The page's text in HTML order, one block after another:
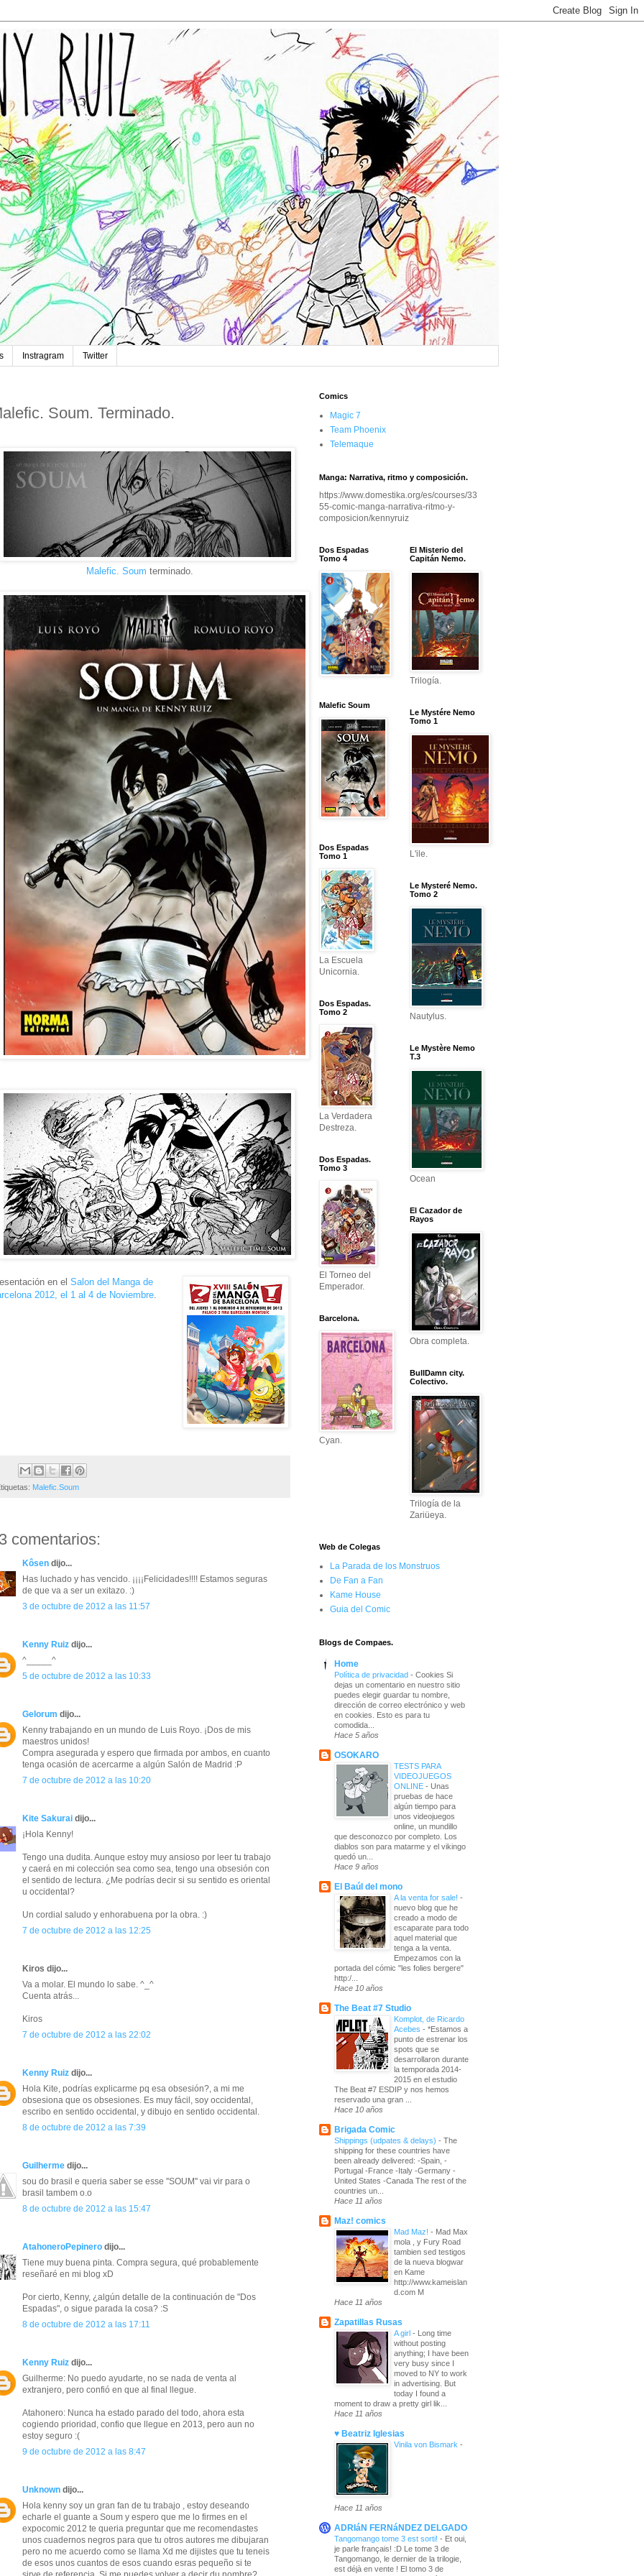
Instragram Twitter
Soum. Terminado.
Malefic. Soum terminado.
en el Salon del Manga de
2012, el 1 al 4 de Noviembre.
Malefic.Soum
comentarios:
Kôsen dijo...
Has luchado y has vencido. ¡¡¡¡Felicidades!!!! Estamos seguras
de que va a ser un exitazo. :)
3 de octubre de 2012 a las 11:57
Kenny Ruiz dijo...
^_____^
5 de octubre de 2012 a las 10:33
Gelorum dijo...
Kenny trabajando en un mundo de Luis Royo. ¡Dos de mis
maestros unidos!
Compra asegurada y espero que firmada por ambos, en cuanto
tenga ocasión de acercarme a algún Salón de Madrid :P
7 de octubre de 2012 a las 10:20
Kite Sakurai dijo...
¡Hola Kenny!
Tengo una dudita. Aunque estoy muy ansioso por leer tu trabajo
y caerá en mi colección sea como sea, tengo una obsesión con
el sentido de lectura. ¿Me podrías decir si su sentido es oriental
u occidental?
Un cordial saludo y enhorabuena por la obra. :)
7 de octubre de 2012 a las 12:25
Kiros dijo...
Va a molar. El mundo lo sabe. ^_^
Cuenta atrás...
Kiros
7 de octubre de 2012 a las 22:02
Kenny Ruiz dijo...
Hola Kite, podrías explicarme pq esa obsesión?, a mi me
obsesiona que os obsesiones. Es muy fácil, soy occidental,
escribo en sentido occidental, y dibujo en sentido occidental.
8 de octubre de 2012 a las 7:39
Guilherme dijo...
sou do brasil e queria saber se esse ''SOUM'' vai vir para o
brasil tambem o.o
8 de octubre de 2012 a las 15:47
AtahoneroPepinero dijo...
Tiene muy buena pinta. Compra segura, qué probablemente
reseñaré en mi blog xD
Por cierto, Kenny, ¿algún detalle de la continuación de "Dos
Espadas", o sigue parada la cosa? :S
8 de octubre de 2012 a las 17:11
Kenny Ruiz dijo...
Guilherme: No puedo ayudarte, no se nada de venta al
extranjero, pero confió en que al final llegue.
Atahonero: Nunca ha estado parado del todo, ahora esta
cogiendo prioridad, confio que llegue en 2013, pero aun no
estoy seguro :(
9 de octubre de 2012 a las 8:47
Unknown dijo...
Hola kenny soy un gran fan de tu trabajo , estoy deseando
echarle el guante a Soum y espero que me lo firmes en el
expocomic 2012 te queria preguntar que me recomendastes
unos cuadernos negros para que tu otros autores me dibujaran
pero no me acuerdo como se llama Xd me dijistes que tu teneis
de esos unos cuantos de esos cuando esras pequeño si te
Comics
Magic 7
Team Phoenix
Telemaque
Manga: Narrativa, ritmo y composición.
https://www.domestika.org/es/courses/33
55-comic-manga-narrativa-ritmo-y-
composicion/kennyruiz
Dos Espadas
Tomo 4
Malefic Soum
Dos Espadas
Tomo 1
La Escuela
Unicornia.
Dos Espadas.
Tomo 2
La Verdadera
Destreza.
Dos Espadas.
Tomo 3
El Torneo del
Emperador.
Barcelona.
Cyan.
El Misterio del
Capitán Nemo.
Trilogía.
Le Mystére Nemo
Tomo 1
L'ile.
Le Mysteré Nemo.
Tomo 2
Nautylus.
Le Mystère Nemo
T.3
Ocean
El Cazador de
Rayos
Obra completa.
BullDamn city.
Colectivo.
Trilogía de la
Zariüeya.
Web de Colegas
La Parada de los Monstruos
De Fan a Fan
Kame House
Guia del Comic
Blogs de Compaes.
Home
Política de privacidad - Cookies Si
dejas un comentario en nuestro sitio
puedes elegir guardar tu nombre,
dirección de correo electrónico y web
en cookies. Esto es para tu
comodida...
Hace 5 años
OSOKARO
TESTS PARA
VIDEOJUEGOS
ONLINE - Unas
pruebas de hace
algún tiempo para
unos videojuegos
online, un mundillo
que desconozco por completo. Los
diablos son para matarme y el vikingo
quedó un...
Hace 9 años
El Baúl del mono
A la venta for sale! -
nuevo blog que he
creado a modo de
escaparate para todo
aquel material que
tenga a la venta.
Empezamos con la
portada del cómic "les folies bergere"
http:/...
Hace 10 años
The Beat #7 Studio
Komplot, de Ricardo
Acebes - *Estamos a
punto de estrenar los
spots que se
desarrollaron durante
la temporada 2014-
2015 en el estudio
The Beat #7 ESDIP y nos hemos
reservado una gran ...
Hace 10 años
Brigada Comic
Shippings (udpates & delays) - The
shipping for these countries have
been already delivered: -Spain, -
Portugal -France -Italy -Germany -
United States -Canada The rest of the
countries un...
Hace 11 años
Maz! comics
Mad Maz! - Mad Max
mola , y Fury Road
tambien sed testigos
de la nueva blogwar
en Kame
http://www.kameislan
d.com M
Hace 11 años
Zapatillas Rusas
A girl -
Long time
without posting
anything; I have been
very busy since I
moved to NY to work
in advertising. But
today I found a
moment to draw a pretty girl lik...
Hace 11 años
♥ Beatriz Iglesias
Vinila von Bismark -
Hace 11 años
ADRIáN FERNáNDEZ DELGADO
Tangomango tome 3 est sorti! - Et oui,
je parle français! :D Le tome 3 de
Tangomango, le dernier de la trilogie,
est déjà en vente ! El tomo 3 de